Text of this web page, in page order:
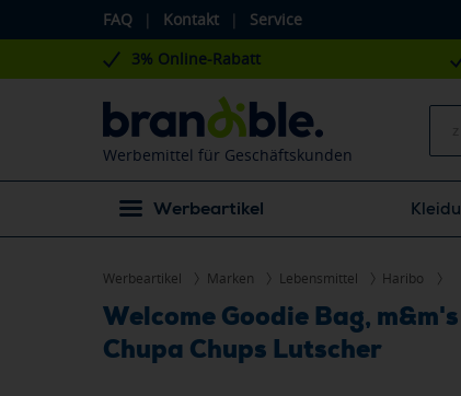
FAQ | Kontakt | Service
3% Online-Rabatt
Werbemittel für Geschäftskunden
Werbeartikel
Werbeartikel Marken Lebensmittel Haribo
Welcome Goodie Bag,
Chupa Chups Lutscher